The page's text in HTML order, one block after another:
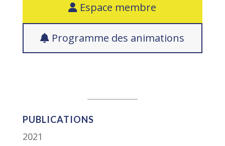
Espace membre
Programme des animations
PUBLICATIONS
2021